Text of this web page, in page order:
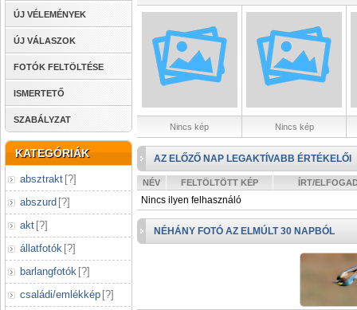
ÚJ VÉLEMÉNYEK
ÚJ VÁLASZOK
FOTÓK FELTÖLTÉSE
ISMERTETŐ
SZABÁLYZAT
KATEGÓRIÁK
absztrakt [?]
abszurd [?]
akt [?]
állatfotók [?]
barlangfotók [?]
családi/emlékkép [?]
Nincs kép Nincs kép
AZ ELŐZŐ NAP LEGAKTÍVABB ÉRTÉKELŐI
NÉV FELTÖLTÖTT KÉP ÍRT/
Nincs ilyen felhasználó
NÉHÁNY FOTÓ AZ ELMÚLT 30 NAPBÓL